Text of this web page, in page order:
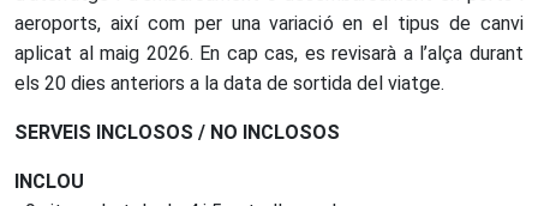
aeroports, així com per una variació en el tipus de canvi
aplicat al maig 2026. En cap cas, es revisarà a l’alça durant
els 20 dies anteriors a la data de sortida del viatge.
SERVEIS INCLOSOS / NO INCLOSOS
INCLOU